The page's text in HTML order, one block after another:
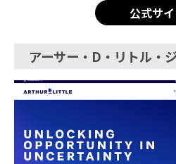
公式サ
アーサー・D・リトル・